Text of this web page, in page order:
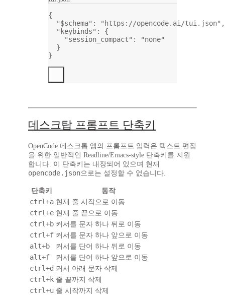
{
"$schema" : "https://opencode.ai/tui.json" ,
"keybinds" : {
"session_compact" :
"none"
}
}
데스크탑 프롬프트 단축키
OpenCode 데스크톱 앱의 프롬프트 입력은 텍스트 편집
을 위한 일반적인 Readline/Emacs-style 단축키를 지원
합니다. 이 단축키는 내장되어 있으며 현재
opencode.json으로는 설정할 수 없습니다.
단축키 동작
ctrl+a 현재 줄 시작으로 이동
ctrl+e 현재 줄 끝으로 이동
ctrl+b 커서를 문자 하나 뒤로 이동
ctrl+f 커서를 문자 하나 앞으로 이동
alt+b 커서를 단어 하나 뒤로 이동
alt+f 커서를 단어 하나 앞으로 이동
ctrl+d 커서 아래 문자 삭제
ctrl+k 줄 끝까지 삭제
ctrl+u 줄 시작까지 삭제